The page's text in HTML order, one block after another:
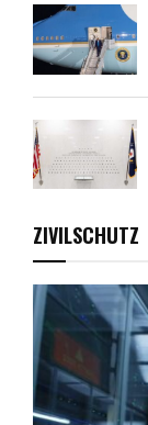
ZIVILSCHUTZ